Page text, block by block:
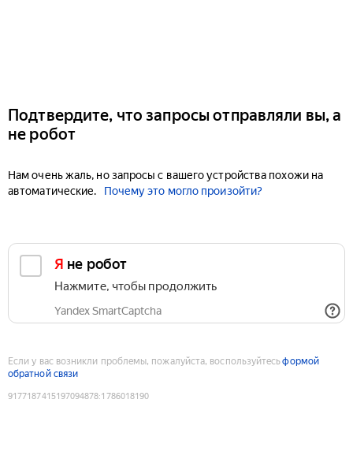
Подтвердите, что запросы отправляли вы, а
не робот
Нам очень жаль, но запросы с вашего устройства похожи на
автоматические.
Почему это могло произойти?
Я не робот
Нажмите, чтобы продолжить
Yandex SmartCaptcha
Если у вас возникли проблемы, пожалуйста, воспользуйтесьформой
обратной связи
9177187415197094878:1786018190